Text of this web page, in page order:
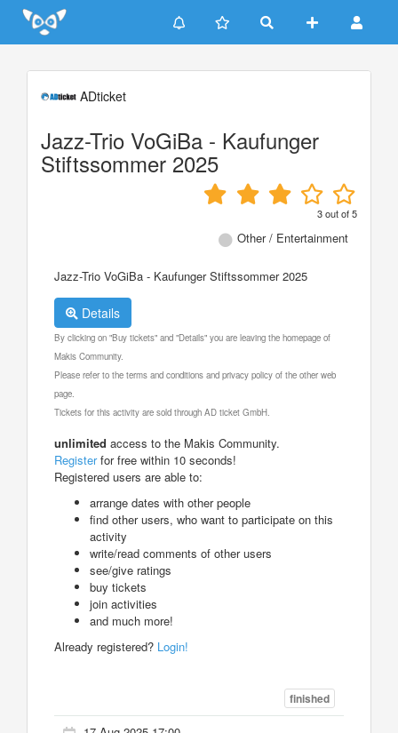
Update cookies preferences
ADticket
Jazz-Trio VoGiBa - Kaufunger
Stiftssommer 2025
3out of5
Other / Entertainment
Jazz-Trio VoGiBa - Kaufunger Stiftssommer 2025
Details
By clicking on "Buy tickets" and "Details" you are leaving the homepage of
Makis Community.
Please refer to the terms and conditions and privacy policy of the other web
page.
Tickets for this activity are sold through AD ticket GmbH.
unlimited access to the Makis Community.
Registerfor free within 10 seconds!
Registered users are able to:
arrange dates with other people
find other users, who want to participate on this
activity
write/read comments of other users
see/give ratings
buy tickets
join activities
and much more!
Already registered? Login!
finished